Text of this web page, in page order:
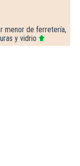
menor de ferretería,
y vidrio